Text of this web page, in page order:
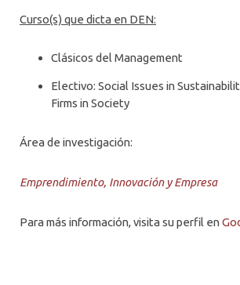
Curso(s) que dicta en DEN:
Clásicos del Management
Electivo: Social Issues in
Firms in Society
Área de investigación:
Emprendimiento, Innovación y Empresa
Para más información, visita su perfil en